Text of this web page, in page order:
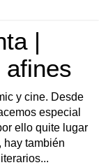
|
y cine. Desde
especial
ello quite lugar
hay también